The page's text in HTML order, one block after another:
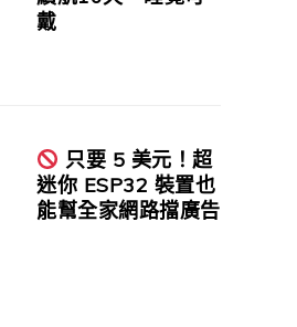
戴
只要 5 美元！超
迷你 ESP32 裝置也
能幫全家網路擋廣告